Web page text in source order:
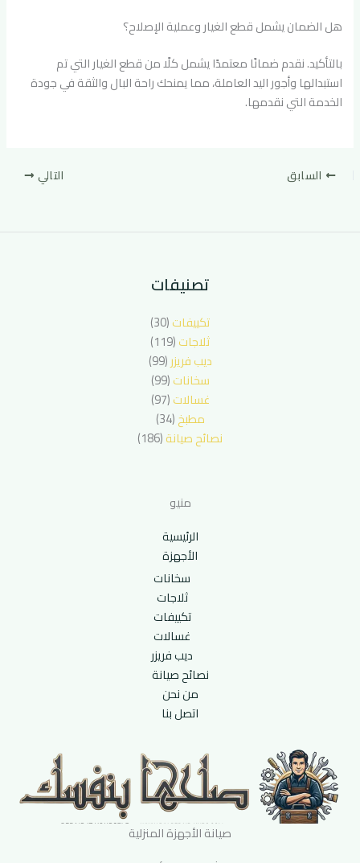
هل الضمان يشمل قطع الغيار وعملية الإصلاح؟
بالتأكيد. نقدم ضمانًا معتمدًا يشمل كلًا من قطع الغيار التي تم
استبدالها وأجور اليد العاملة، مما يمنحك راحة البال والثقة في جودة
الخدمة التي نقدمها.
السابق التالي
تصنيفات
تكييفات(30)
ثلاجات(119)
ديب فريزر(99)
سخانات(99)
غسالات(97)
مطبخ(34)
نصائح صيانة(186)
منيو
الرئيسية
الأجهزة
سخانات
ثلاجات
تكييفات
غسالات
ديب فريزر
نصائح صيانة
من نحن
اتصل بنا
صيانة الأجهزة المنزلية